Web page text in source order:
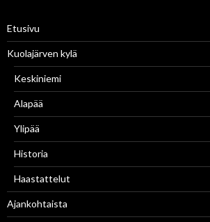
:Etusivu
Kuolajärven kylä
Keskiniemi
Alapää
Ylipää
Historia
Haastattelut
Ajankohtaista